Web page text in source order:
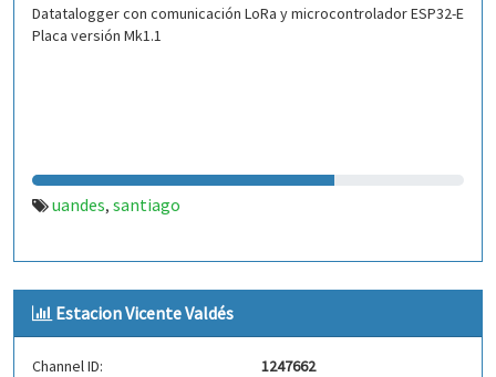
Datatalogger con comunicación LoRa y microcontrolador ESP32-E
Placa versión Mk1.1
uandes, santiago
Estacion Vicente Valdés
Channel ID:
1247662